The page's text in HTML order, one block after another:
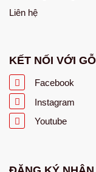
Liên hệ
KẾT NỐI VỚI
Facebook
Instagram
Youtube